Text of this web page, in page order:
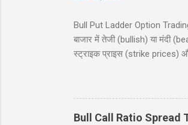
Bull Put Ladder Option
बाजार में तेजी (bullish) या मंदी
स्ट्राइक प्राइस (strike prices)
उपयोगी होगी, जो निफ्टी 50
(Table of Contents) 1. परिचय
Bull Call Ratio Spread